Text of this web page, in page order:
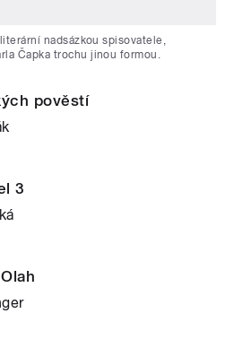
nadsázkou spisovatele,
Čapka trochu jinou formou.
pověstí
3